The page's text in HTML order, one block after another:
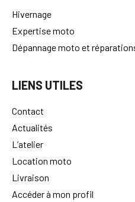
Hivernage
Expertise moto
Dépannage moto et
LIENS UTILES
Contact
Actualités
L’atelier
Location moto
Livraison
Accéder à mon profil